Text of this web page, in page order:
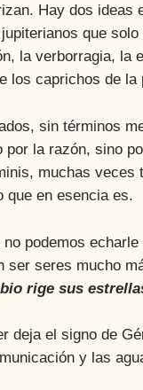
Hay dos ideas
que
la verborragia, la
los caprichos de
sin términos
por la razón, sino
muchas
que en esencia es.
podemos
ser seres mucho
rige sus
deja el signo de
y las